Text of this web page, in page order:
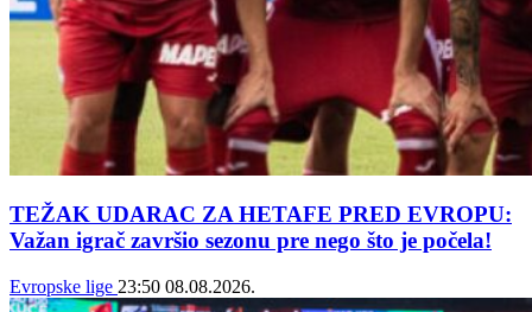
TEŽAK UDARAC ZA HETAFE PRED EVROPU:
Važan igrač završio sezonu pre nego što je počela!
Evropske lige 23:50 08.08.2026.